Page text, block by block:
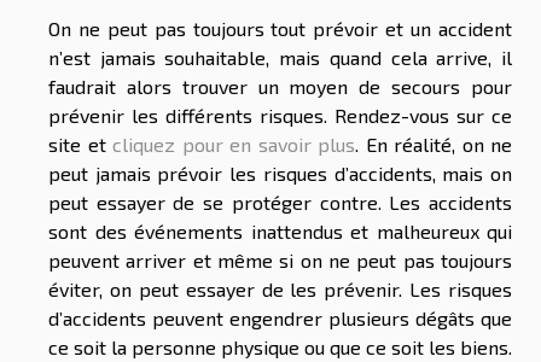
On ne peut pas toujours tout prévoir et un accident
n’est jamais souhaitable, mais quand cela arrive, il
faudrait alors trouver un moyen de secours pour
prévenir les différents risques. Rendez-vous sur ce
site et cliquez pour en savoir plus . En réalité, on ne
peut jamais prévoir les risques d’accidents, mais on
peut essayer de se protéger contre. Les accidents
sont des événements inattendus et malheureux qui
peuvent arriver et même si on ne peut pas toujours
éviter, on peut essayer de les prévenir. Les risques
d’accidents peuvent engendrer plusieurs dégâts que
ce soit la personne physique ou que ce soit les biens.